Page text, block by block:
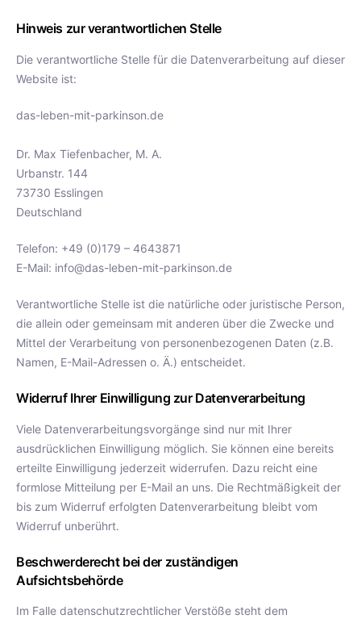
Hinweis zur verantwortlichen Stelle
Die verantwortliche Stelle für die Datenverarbeitung auf dieser
Website ist:
das-leben-mit-parkinson.de
Dr. Max Tiefenbacher, M. A.
Urbanstr. 144
73730 Esslingen
Deutschland
Telefon: +49 (0)179 – 4643871
E-Mail: info@das-leben-mit-parkinson.de
Verantwortliche Stelle ist die natürliche oder juristische Person,
die allein oder gemeinsam mit anderen über die Zwecke und
Mittel der Verarbeitung von personenbezogenen Daten (z.B.
Namen, E-Mail-Adressen o. Ä.) entscheidet.
Widerruf Ihrer Einwilligung zur Datenverarbeitung
Viele Datenverarbeitungsvorgänge sind nur mit Ihrer
ausdrücklichen Einwilligung möglich. Sie können eine bereits
erteilte Einwilligung jederzeit widerrufen. Dazu reicht eine
formlose Mitteilung per E-Mail an uns. Die Rechtmäßigkeit der
bis zum Widerruf erfolgten Datenverarbeitung bleibt vom
Widerruf unberührt.
Beschwerderecht bei der zuständigen
Aufsichtsbehörde
Im Falle datenschutzrechtlicher Verstöße steht dem